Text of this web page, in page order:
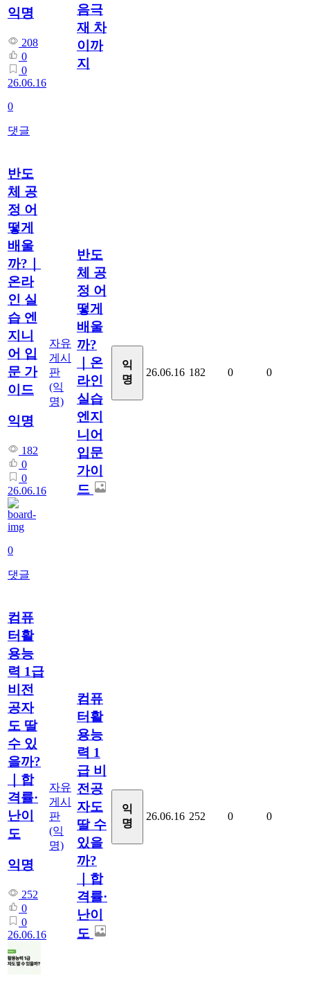
익명
208
0
0
26.06.16
0
댓글
음극
재 차
이까
지
반도
체 공
정 어
떻게
배울
까?｜
온라
인 실
습 엔
지니
어 입
문 가
이드
익명
182
0
0
26.06.16
0
댓글
자유
게시
판
(익
명)
반도
체 공
정 어
떻게
배울
까?
｜온
라인
실습
엔지
니어
입문
가이
드
익
명
26.06.16 182 0 0
컴퓨
터활
용능
력 1급
비전
공자
도 딸
수 있
을까?
｜합
격률·
난이
도
익명
252
0
0
26.06.16
자유
게시
판
(익
명)
컴퓨
터활
용능
력 1
급 비
전공
자도
딸 수
있을
까?
｜합
격률·
난이
도
익
명
26.06.16 252 0 0